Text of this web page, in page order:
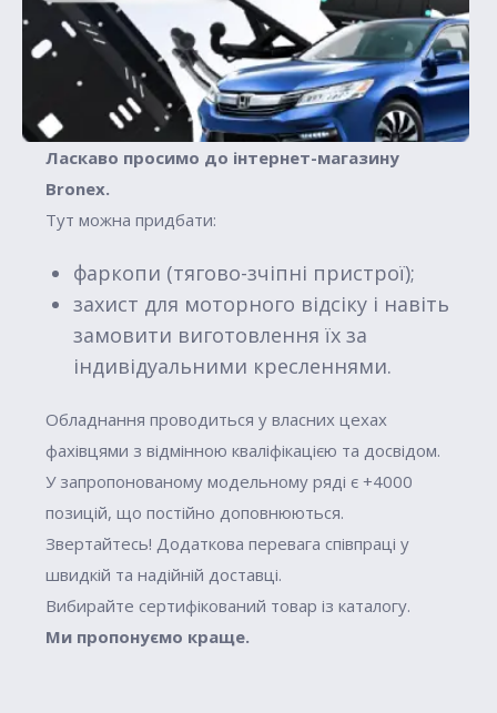
Ласкаво просимо до інтернет-магазину
Вronex.
Тут можна придбати:
фаркопи (тягово-зчіпні пристрої);
захист для моторного відсіку і навіть
замовити виготовлення їх за
індивідуальними кресленнями.
Обладнання проводиться у власних цехах
фахівцями з відмінною кваліфікацією та досвідом.
У запропонованому модельному ряді є +4000
позицій, що постійно доповнюються.
Звертайтесь! Додаткова перевага співпраці у
швидкій та надійній доставці.
Вибирайте сертифікований товар із каталогу.
Ми пропонуємо краще.